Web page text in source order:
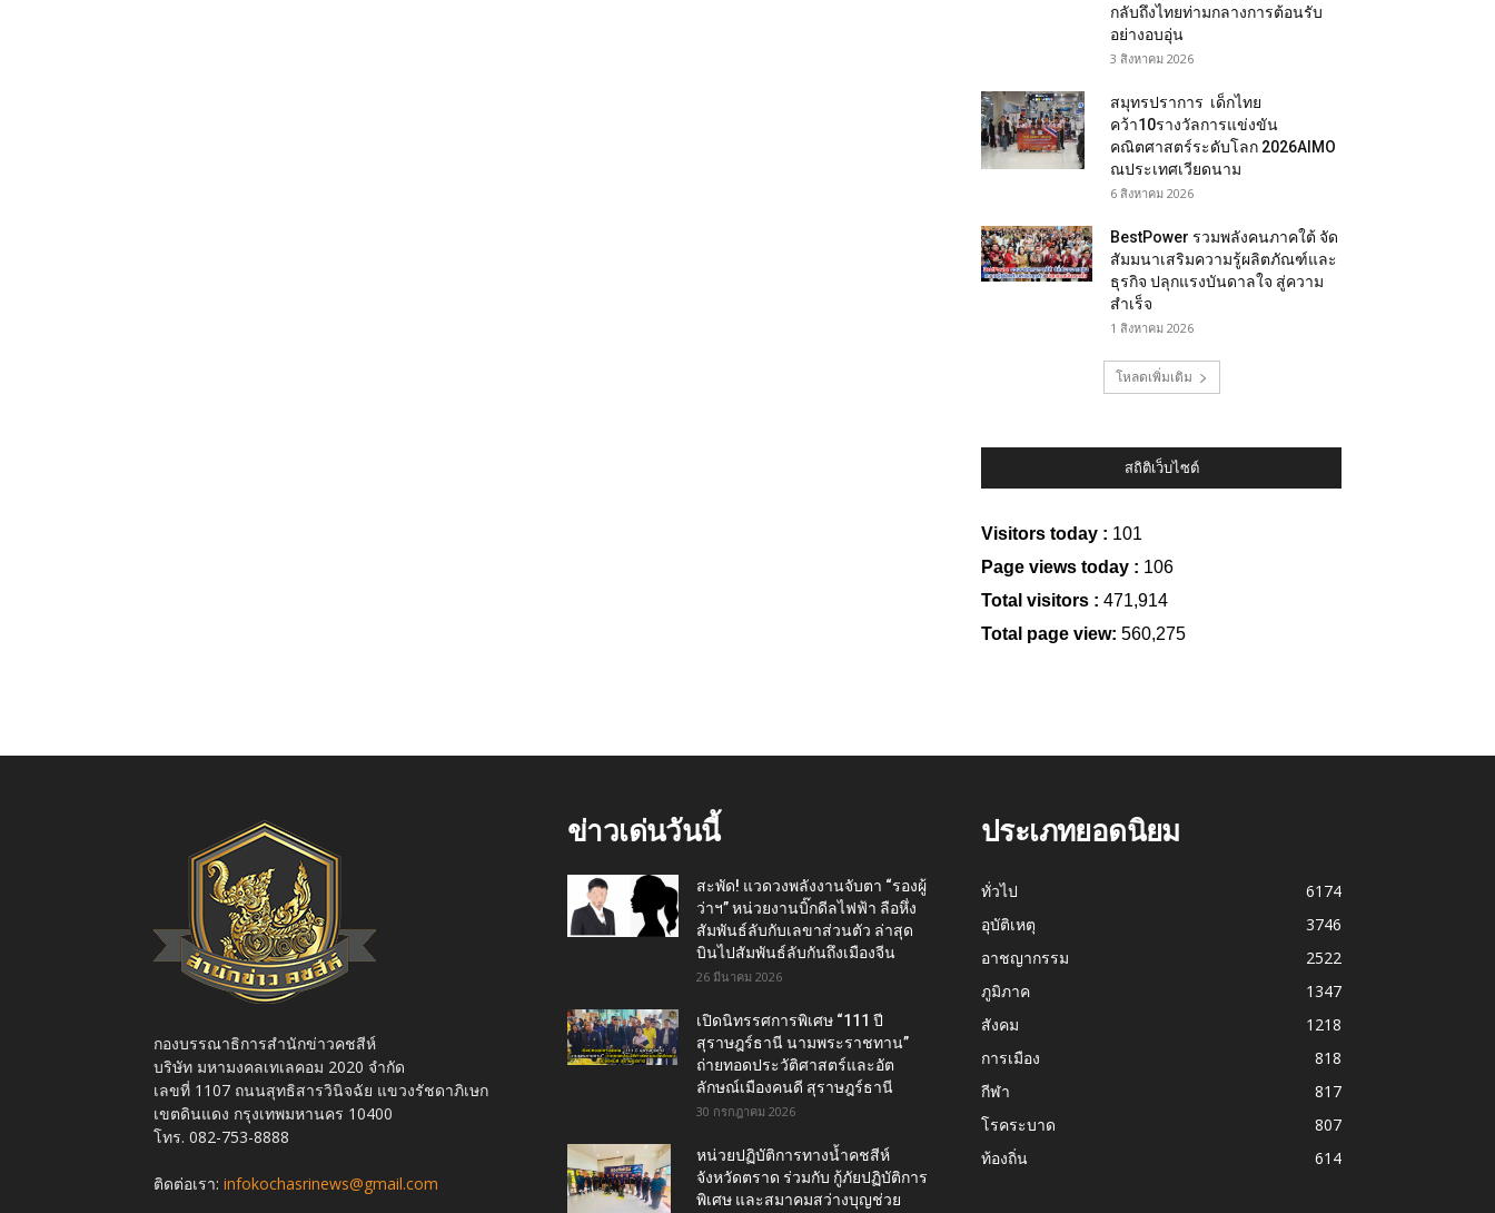
กลับถึงไทยท่ามกลางการต้อนรับ
อย่างอบอุ่น
3 สิงหาคม 2026
สมุทรปราการ เด็กไทย
คว้า10รางวัลการแข่งขัน
คณิตศาสตร์ระดับโลก 2026AIMO
ณประเทศเวียดนาม
6 สิงหาคม 2026
BestPower รวมพลังคนภาคใต้ จัด
สัมมนาเสริมความรู้ผลิตภัณฑ์และ
ธุรกิจ ปลุกแรงบันดาลใจ สู่ความ
สำเร็จ
1 สิงหาคม 2026
โหลดเพิ่มเติม
สถิติเว็บไซต์
Visitors today : 101
Page views today : 106
Total visitors : 471,914
Total page view: 560,275
กองบรรณาธิการสำนักข่าวคชสีห์
บริษัท มหามงคลเทเลคอม 2020 จำกัด
เลขที่ 1107 ถนนสุทธิสารวินิจฉัย แขวงรัชดาภิเษก
เขตดินแดง กรุงเทพมหานคร 10400
โทร. 082-753-8888
ติดต่อเรา: infokochasrinews@gmail.com
ข่าวเด่นวันนี้
สะพัด! แวดวงพลังงานจับตา “รองผู้
ว่าฯ” หน่วยงานบิ๊กดีลไฟฟ้า ลือหึ่ง
สัมพันธ์ลับกับเลขาส่วนตัว ล่าสุด
บินไปสัมพันธ์ลับกันถึงเมืองจีน
26 มีนาคม 2026
เปิดนิทรรศการพิเศษ “111 ปี
สุราษฎร์ธานี นามพระราชทาน”
ถ่ายทอดประวัติศาสตร์และอัต
ลักษณ์เมืองคนดี สุราษฎร์ธานี
30 กรกฎาคม 2026
หน่วยปฏิบัติการทางน้ำคชสีห์
จังหวัดตราด ร่วมกับ กู้ภัยปฏิบัติการ
พิเศษ และสมาคมสว่างบุญช่วย
ประเภทยอดนิยม
ทั่วไป
6174
อุบัติเหตุ
3746
อาชญากรรม
2522
ภูมิภาค
1347
สังคม
1218
การเมือง
818
กีฬา
817
โรคระบาด
807
ท้องถิ่น
614